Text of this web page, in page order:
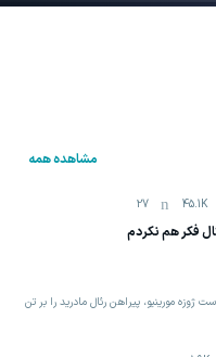
مشاهده همه
45.1K
27
فکر هم نکردم
مورینیو، پیراهن رئال مادرید را بر تن